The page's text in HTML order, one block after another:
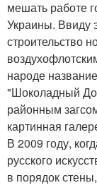
мешать работе
Украины. Ввиду
строительство
народе
"Шоколадный
районным
картинная
В 2009 году,
русского
в порядок